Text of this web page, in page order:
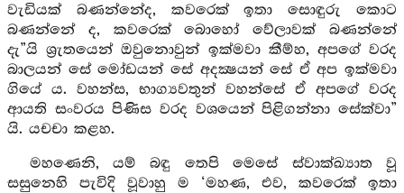
වැඩියක් බණන්නේද, කවරෙක් ඉතා සොඳුරු කොට
බණන්නේ ද, කවරෙක් බොහෝ වේලාවක් බණන්නේ
දැ”යි ශ්‍රැතයෙන් ඔවුනොවුන් ඉක්මවා කීම්හ, අපගේ වරද
බාලයන් සේ මෝඩයන් සේ අදක්‍ෂයන් සේ ඒ අප ඉක්මවා
ගියේ ය. වහන්ස, භාග්‍යවතුන් වහන්සේ ඒ අපගේ වරද
ආයති සංවරය පිණිස වරද වශයෙන් පිළිගන්නා සේක්වා”
යි. යචචා කළහ.
මහණෙනි, යම් බඳු තෙපි මෙසේ ස්වාක්ඛ්‍යාත වූ
සසුනෙහි පැවිදි වූවාහු ම ‘මහණ, එව, කවරෙක් ඉතා